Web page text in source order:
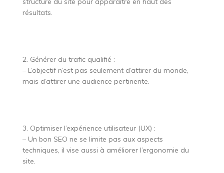
résultats.
2. Générer du trafic qualifié :
– L’objectif n’est pas seulement d’attirer du monde,
mais d’attirer une audience pertinente.
3. Optimiser l’expérience utilisateur (UX) :
– Un bon SEO ne se limite pas aux aspects
techniques, il vise aussi à améliorer l’ergonomie du
site.